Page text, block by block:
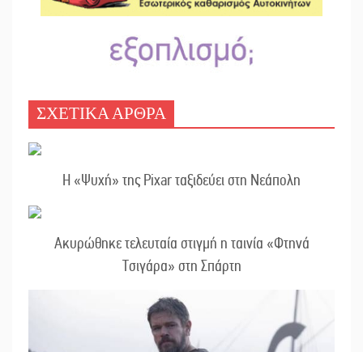
ΣΧΕΤΙΚΑ ΑΡΘΡΑ
Η «Ψυχή» της Pixar ταξιδεύει στη Νεάπολη
Ακυρώθηκε τελευταία στιγμή η ταινία «Φτηνά
Τσιγάρα» στη Σπάρτη